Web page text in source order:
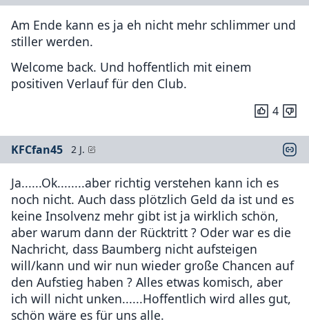
Am Ende kann es ja eh nicht mehr schlimmer und
stiller werden.
Welcome back. Und hoffentlich mit einem
positiven Verlauf für den Club.
4
KFCfan45 2 J.
Ja......Ok........aber richtig verstehen kann ich es
noch nicht. Auch dass plötzlich Geld da ist und es
keine Insolvenz mehr gibt ist ja wirklich schön,
aber warum dann der Rücktritt ? Oder war es die
Nachricht, dass Baumberg nicht aufsteigen
will/kann und wir nun wieder große Chancen auf
den Aufstieg haben ? Alles etwas komisch, aber
ich will nicht unken......Hoffentlich wird alles gut,
schön wäre es für uns alle.